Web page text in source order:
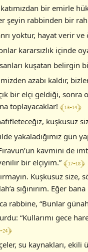
bir emirle
şeyin rabbinden bir
yoktur, hayat verir
kararsızlık içinde
kuşatan belirgin
azabı kaldır,
bir elçi geldiği, sonra
toplayacaklar! ﴾ 13-14 ﴿
kuşkusuz
yakaladığımız gün
kavmini de
bir elçiyim.” ﴾ 17-18 ﴿
Kuşkusuz
sığınırım. Eğer
rabbine, “Bunlar
“Kullarımı gece
﴾
su kaynakları,